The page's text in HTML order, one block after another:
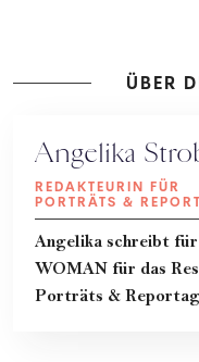
ÜBER
Angelika
REDAKTEURIN FÜR
PORTRÄTS &
Angelika schreibt für
WOMAN für das
Porträts &